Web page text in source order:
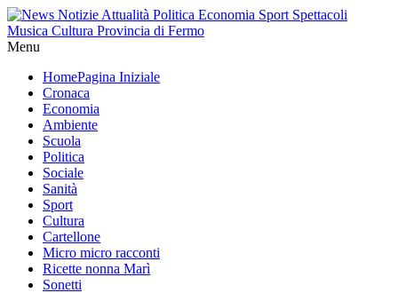
Menu
HomePagina Iniziale
Cronaca
Economia
Ambiente
Scuola
Politica
Sociale
Sanità
Sport
Cultura
Cartellone
Micro micro racconti
Ricette nonna Marì
Sonetti